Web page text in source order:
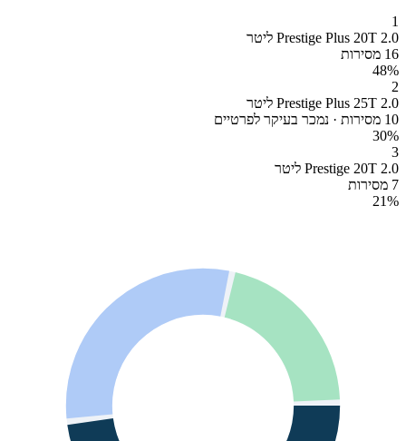
1
Prestige Plus 20T 2.0 ליטר
16 מסירות
48%
2
Prestige Plus 25T 2.0 ליטר
10 מסירות · נמכר בעיקר לפרטיים
30%
3
Prestige 20T 2.0 ליטר
7 מסירות
21%